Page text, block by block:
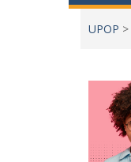
UPOP >